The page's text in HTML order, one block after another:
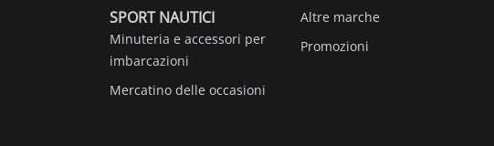
SPORT NAUTICI
Minuteria e accessori per
imbarcazioni
Mercatino delle occasioni
Altre marche
Promozioni